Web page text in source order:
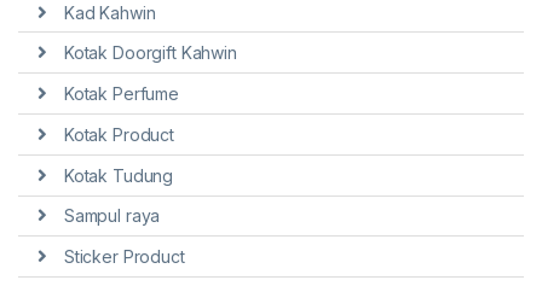
Kad Kahwin
Kotak Doorgift Kahwin
Kotak Perfume
Kotak Product
Kotak Tudung
Sampul raya
Sticker Product